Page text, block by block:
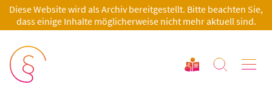
Diese Website wird als Archiv bereitgestellt. Bitte beachten Sie,
dass einige Inhalte möglicherweise nicht mehr aktuell sind.